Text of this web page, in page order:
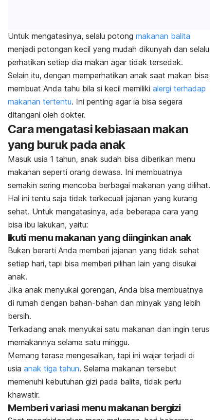
Untuk mengatasinya, selalu potong makanan balita
menjadi potongan kecil yang mudah dikunyah dan selalu
perhatikan setiap dia makan agar tidak tersedak.
Selain itu, dengan memperhatikan anak saat makan bisa
membuat Anda tahu bila si kecil memiliki alergi terhadap
makanan tertentu. Ini penting agar ia bisa segera
ditangani oleh dokter.
Cara mengatasi kebiasaan makan
yang buruk pada anak
Masuk usia 1 tahun, anak sudah bisa diberikan menu
makanan seperti orang dewasa. Ini membuatnya
semakin sering mencoba berbagai makanan yang dilihat.
Hal ini tentu saja tidak terkecuali jajanan yang kurang
sehat. Untuk mengatasinya, ada beberapa cara yang
bisa ibu lakukan, yaitu:
Ikuti menu makanan yang diinginkan anak
Bukan berarti Anda memberi jajanan yang tidak sehat
setiap hari, tapi bisa memberi pilihan lain yang disukai
anak.
Jika anak menyukai gorengan, Anda bisa membuatnya
di rumah dengan bahan-bahan dan minyak yang lebih
bersih.
Terkadang anak menyukai satu makanan dan ingin terus
memakannya selama satu minggu.
Memang terasa mengesalkan, tapi ini wajar terjadi di
usia anak tiga tahun. Selama makanan tersebut
memenuhi kebutuhan gizi pada balita, tidak perlu
khawatir.
Memberi variasi menu makanan bergizi